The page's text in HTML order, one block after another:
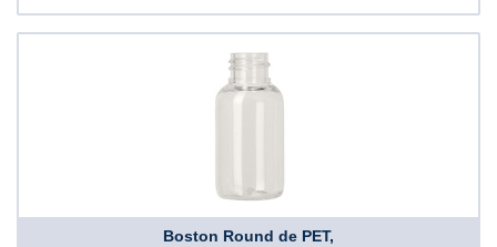
Boston Round de PET,